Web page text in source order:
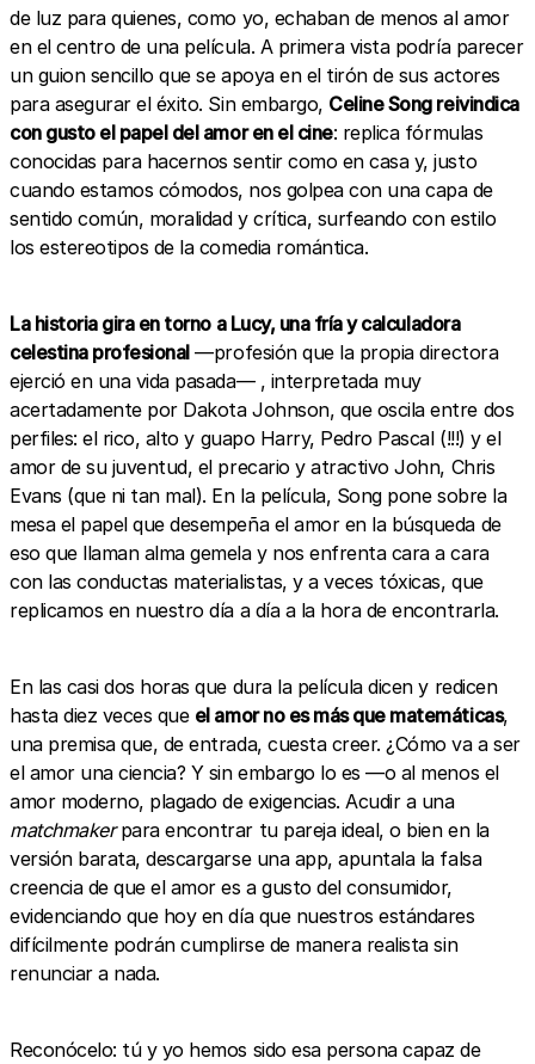
de luz para quienes, como yo, echaban de menos al amor
en el centro de una película. A primera vista podría parecer
un guion sencillo que se apoya en el tirón de sus actores
para asegurar el éxito. Sin embargo, Celine Song reivindica
con gusto el papel del amor en el cine: replica fórmulas
conocidas para hacernos sentir como en casa y, justo
cuando estamos cómodos, nos golpea con una capa de
sentido común, moralidad y crítica, surfeando con estilo
los estereotipos de la comedia romántica.
La historia gira en torno a Lucy, una fría y calculadora
celestina profesional—profesión que la propia directora
ejerció en una vida pasada— , interpretada muy
acertadamente por Dakota Johnson, que oscila entre dos
perfiles: el rico, alto y guapo Harry, Pedro Pascal (!!!) y el
amor de su juventud, el precario y atractivo John, Chris
Evans (que ni tan mal). En la película, Song pone sobre la
mesa el papel que desempeña el amor en la búsqueda de
eso que llaman alma gemela y nos enfrenta cara a cara
con las conductas materialistas, y a veces tóxicas, que
replicamos en nuestro día a día a la hora de encontrarla.
En las casi dos horas que dura la película dicen y redicen
hasta diez veces que el amor no es más que matemáticas,
una premisa que, de entrada, cuesta creer. ¿Cómo va a ser
el amor una ciencia? Y sin embargo lo es —o al menos el
amor moderno, plagado de exigencias. Acudir a una
matchmakerpara encontrar tu pareja ideal, o bien en la
versión barata, descargarse una app, apuntala la falsa
creencia de que el amor es a gusto del consumidor,
evidenciando que hoy en día que nuestros estándares
difícilmente podrán cumplirse de manera realista sin
renunciar a nada.
Reconócelo: tú y yo hemos sido esa persona capaz de